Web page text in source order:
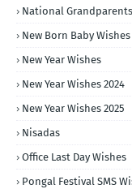
National
New Born Baby Wishes
New Year Wishes
New Year Wishes 2024
New Year Wishes 2025
Nisadas
Office Last Day Wishes
Pongal Festival SMS